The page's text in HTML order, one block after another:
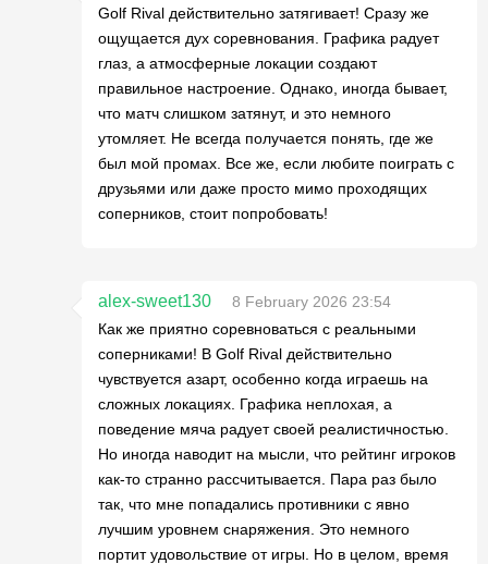
Golf Rival действительно затягивает! Сразу же
ощущается дух соревнования. Графика радует
глаз, а атмосферные локации создают
правильное настроение. Однако, иногда бывает,
что матч слишком затянут, и это немного
утомляет. Не всегда получается понять, где же
был мой промах. Все же, если любите поиграть с
друзьями или даже просто мимо проходящих
соперников, стоит попробовать!
alex-sweet130
8 February 2026 23:54
Как же приятно соревноваться с реальными
соперниками! В Golf Rival действительно
чувствуется азарт, особенно когда играешь на
сложных локациях. Графика неплохая, а
поведение мяча радует своей реалистичностью.
Но иногда наводит на мысли, что рейтинг игроков
как-то странно рассчитывается. Пара раз было
так, что мне попадались противники с явно
лучшим уровнем снаряжения. Это немного
портит удовольствие от игры. Но в целом, время